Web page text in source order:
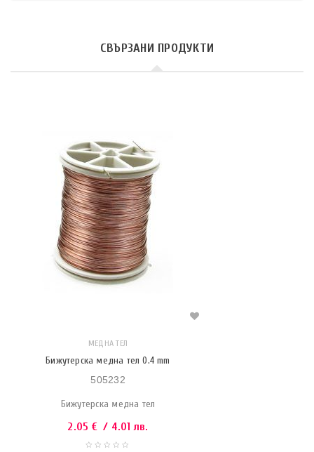
СВЪРЗАНИ ПРОДУКТИ
МЕДНА ТЕЛ
Бижутерска медна тел 0.4 mm
505232
Бижутерска медна тел
2.05 € / 4.01 лв.